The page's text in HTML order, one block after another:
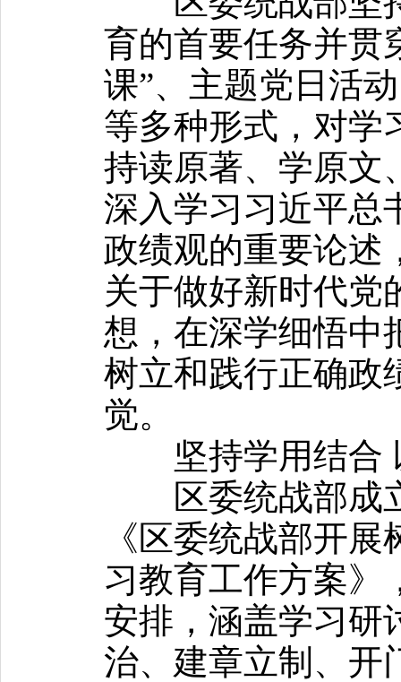
育的首要任务并贯
课”、主题党日活
等多种形式，对学
持读原著、学原文
深入学习习近平总
政绩观的重要论述
关于做好新时代党
想，在深学细悟中
树立和践行正确政
觉。
坚持学用结合
区委统战部成
《区委统战部开
习教育工作方案》
安排，涵盖学习研
治、建章立制、开